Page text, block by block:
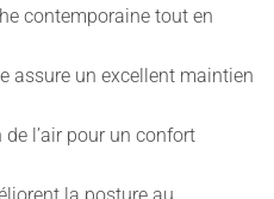
contemporaine tout en
assure un excellent maintien
l’air pour un confort